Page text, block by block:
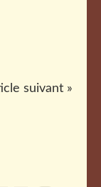
suivant »